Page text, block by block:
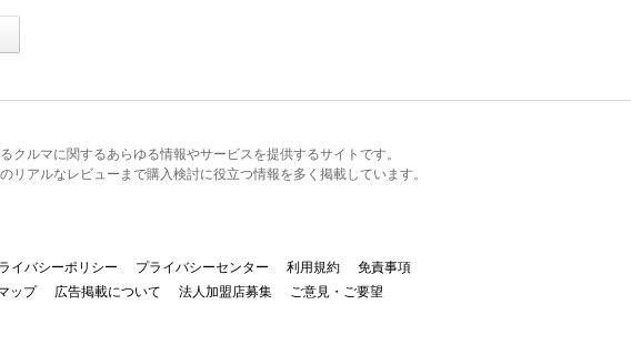
ルマに関するあらゆる情報やサービスを提供するサイトです。
アルなレビューまで購入検討に役立つ情報を多く掲載しています。
イバシーポリシー プライバシーセンター 利用規約
免責事項
ップ 広告掲載について 法人加盟店募集
ご意見・ご要望